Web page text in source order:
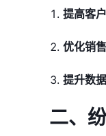
提高客
优化销
提升数
二、